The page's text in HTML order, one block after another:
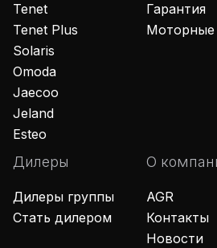
Tenet
Tenet Plus
Solaris
Omoda
Jaecoo
Jeland
Esteo
Гарантия
Моторные
Дилеры
Дилеры группы
Стать дилером
О
AGR
Контакты
Новости